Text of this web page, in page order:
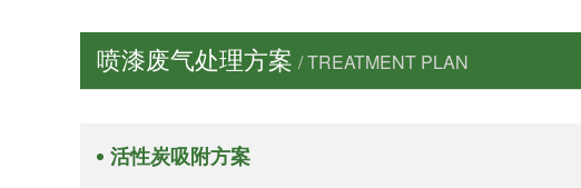
喷漆废气处理方案 / TREATMENT PLAN
活性炭吸附方案